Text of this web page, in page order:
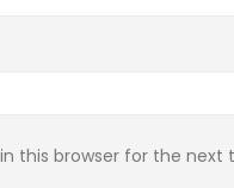
this browser for the